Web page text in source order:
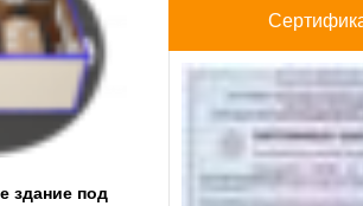
здание под